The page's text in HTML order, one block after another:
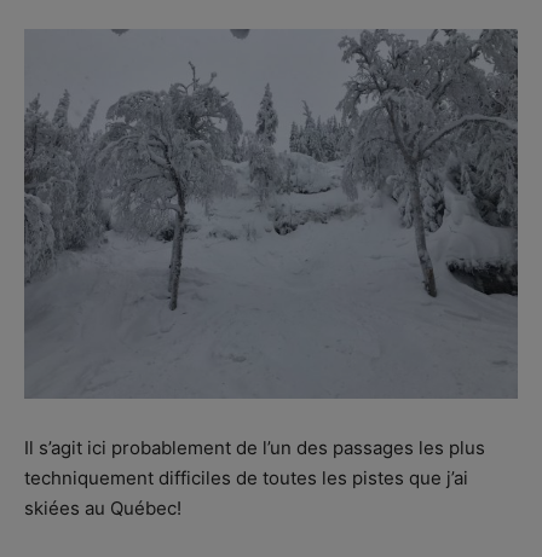
Il s’agit ici probablement de l’un des passages les plus
techniquement difficiles de toutes les pistes que j’ai
skiées au Québec!